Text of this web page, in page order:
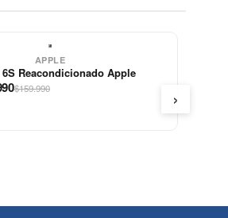
APPLE
Reacondicionado Apple
$159.990
›